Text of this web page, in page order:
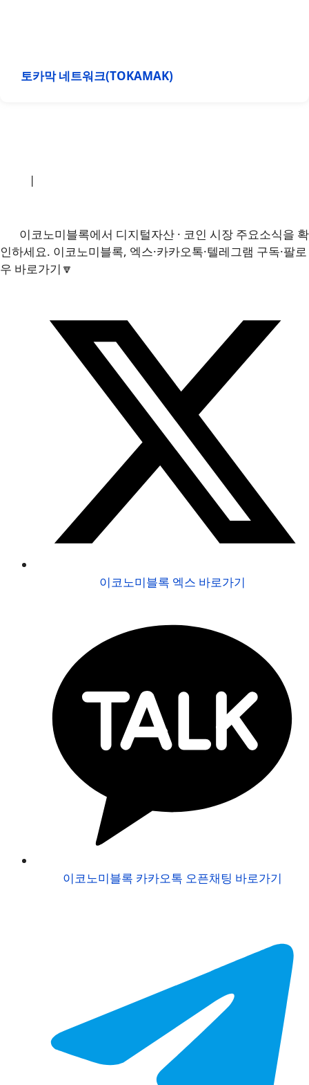
토카막 네트워크(TOKAMAK)
|
이코노미블록에서 디지털자산 · 코인 시장 주요소식을 확
인하세요. 이코노미블록, 엑스·카카오톡·텔레그램 구독·팔로
우 바로가기🔽
이코노미블록 엑스 바로가기
이코노미블록 카카오톡 오픈채팅 바로가기